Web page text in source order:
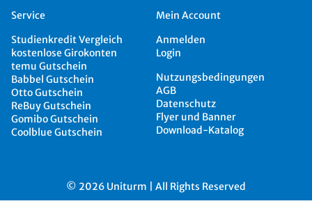
Service
Studienkredit Vergleich
kostenlose Girokonten
temu Gutschein
Babbel Gutschein
Otto Gutschein
ReBuy Gutschein
Gomibo Gutschein
Coolblue Gutschein
Mein Account
Anmelden
Login
Nutzungsbedingungen
AGB
Datenschutz
Flyer und Banner
Download-Katalog
© 2026 Uniturm | All Rights Reserved